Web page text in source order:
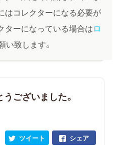
はコレクターになる必要が
ターになっている場合はロ
い致します。
ございました。
シェア
ツイート